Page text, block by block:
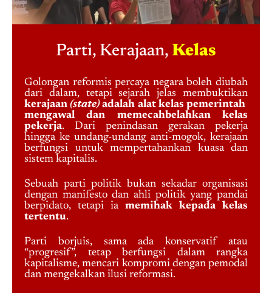
Parti, Kerajaan, Kelas
Golongan reformis percaya negara boleh diubah
dari dalam, tetapi sejarah jelas membuktikan
kerajaan(state)adalah alat kelas pemerintah
mengawal dan memecahbelahkan kelas
pekerja. Dari penindasan gerakan pekerja
hingga ke undang-undang anti-mogok, kerajaan
berfungsi untuk mempertahankan kuasa dan
sistem kapitalis.
Sebuah parti politik bukan sekadar organisasi
dengan manifesto dan ahli politik yang pandai
berpidato, tetapi ia memihak kepada kelas
tertentu.
Parti borjuis, sama ada konservatif atau
“progresif”, tetap berfungsi dalam rangka
kapitalisme, mencari kompromi dengan pemodal
dan mengekalkan ilusi reformasi.